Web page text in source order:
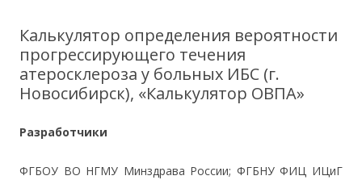
Калькулятор определения вероятности
прогрессирующего течения
атеросклероза у больных ИБС (г.
Новосибирск), «Калькулятор ОВПА»
Разработчики
ФГБОУ ВО НГМУ Минздрава России; ФГБНУ ФИЦ ИЦиГ